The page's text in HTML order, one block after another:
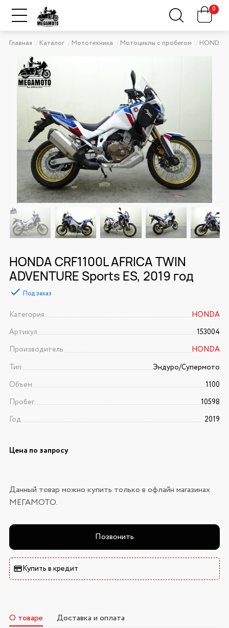
0
Главная Каталог Мототехника Мотоциклы с пробегом HONDA
HONDA CRF1100L AFRICA TWIN
ADVENTURE Sports ES, 2019 год
Под заказ
Категория
HONDA
Артикул
153004
Производитель
HONDA
Тип
Эндуро/Супермото
Объем
1100
Пробег
10598
Год
2019
Цена по запросу
Данный товар можно купить только в офлайн магазинах
МЕГАМОТО.
Позвонить
Купить в кредит
О товаре Доставка и оплата